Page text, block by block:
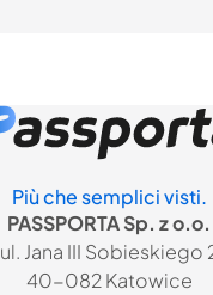
Più che semplici visti.
PASSPORTA Sp. z o.o.
ul. Jana III Sobieskiego
40-082 Katowice